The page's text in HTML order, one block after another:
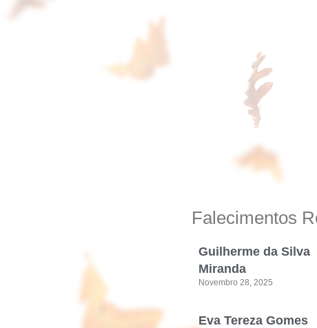
Falecimentos
Guilherme da Silva
Miranda
Novembro 28, 2025
Eva Tereza Gomes